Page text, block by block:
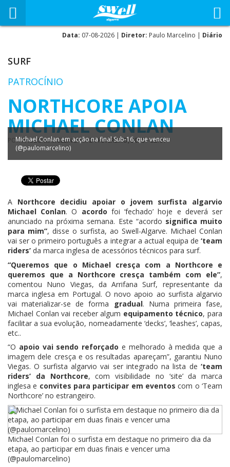
Data: 07-08-2026 | Diretor: Paulo Marcelino | Diário
SURF
PATROCÍNIO
NORTHCORE APOIA
MICHAEL CONLAN
PORPAULO MARCELINOEM24 FEVEREIRO, 2015 - 22:01
Michael Conlan em acção na final Sub-16, que venceu
(@paulomarcelino)
A Northcore decidiu apoiar o jovem surfista algarvio
Michael Conlan. O acordo foi ‘fechado’ hoje e deverá ser
anunciado na próxima semana. Este “acordo significa muito
para mim”, disse o surfista, ao Swell-Algarve. Michael Conlan
vai ser o primeiro português a integrar a actual equipa de ‘team
riders’ da marca inglesa de acessórios técnicos para surf.
“Queremos que o Michael cresça com a Northcore e
queremos que a Northcore cresça também com ele”,
comentou Nuno Viegas, da Arrifana Surf, representante da
marca inglesa em Portugal. O novo apoio ao surfista algarvio
vai materializar-se de forma
gradual. Numa primeira fase,
Michael Conlan vai receber algum equipamento técnico, para
facilitar a sua evolução, nomeadamente ‘decks’, ‘leashes’, capas,
etc..
“O apoio vai sendo reforçado e melhorado à medida que a
imagem dele cresça e os resultadas apareçam”, garantiu Nuno
Viegas. O surfista algarvio vai ser integrado na lista de ‘team
riders’ da Northcore, com visibilidade no ‘site’ da marca
inglesa e convites para participar em eventos com o ‘Team
Northcore’ no estrangeiro.
Michael Conlan foi o surfista em destaque no primeiro dia da
etapa, ao participar em duas finais e vencer uma
(@paulomarcelino)